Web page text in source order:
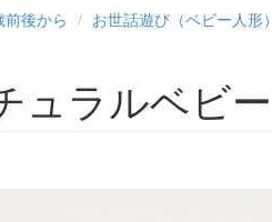
前後から お世話遊び（ベビー人形）
ュラルベビー